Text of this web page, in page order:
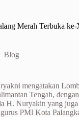
Merah Terbuka
Blog
mengatakan
Tengah,
H. Nuryakin yang
PMI Kota